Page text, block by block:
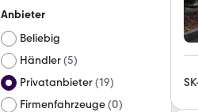
Anbieter
Beliebig
Händler(5)
Privatanbieter(19)
Firmenfahrzeuge(0)